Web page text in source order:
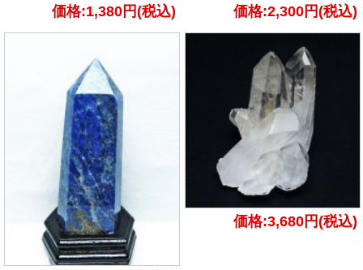
価格:1,380円(税込) 価格:2,300円(税込)
価格:3,680円(税込)